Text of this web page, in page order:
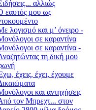
αλλιώς
εαυτός μου ως
λογισμό και μ’ όνειρο -
σε καραντίνα
σε καραντίνα -
τη δική μου
έχεις, έχει, έχουμε
και αντηχήσεις
τον Μπρεχτ... στον